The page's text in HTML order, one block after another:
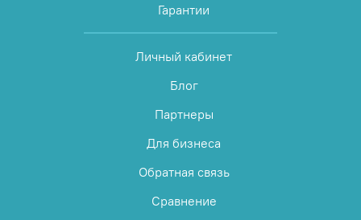
Гарантии
Личный кабинет
Блог
Партнеры
Для бизнеса
Обратная связь
Сравнение